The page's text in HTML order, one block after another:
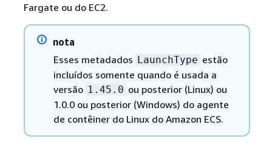
Fargate ou do EC2.
nota
Esses metadados LaunchType estão
incluídos somente quando é usada a
versão 1.45.0 ou posterior (Linux) ou
1.0.0 ou posterior (Windows) do agente
de contêiner do Linux do Amazon ECS.